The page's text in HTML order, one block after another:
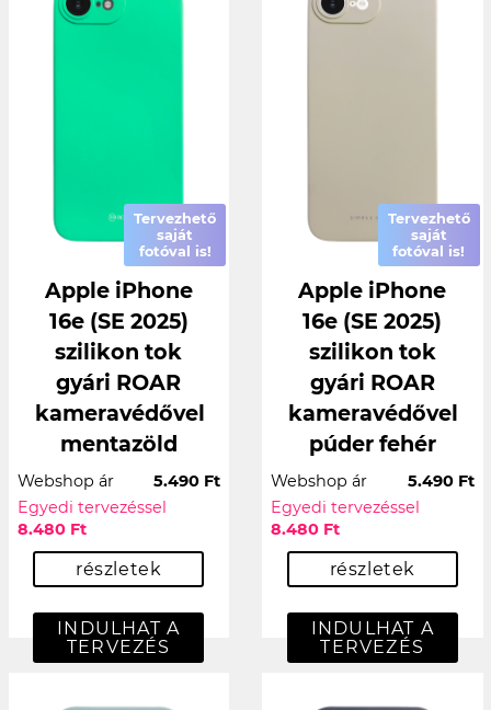
Tervezhető
saját
fotóval is!
Apple iPhone
16e (SE 2025)
szilikon tok
gyári ROAR
kameravédővel
mentazöld
Webshop ár
5.490 Ft
Egyedi tervezéssel
8.480 Ft
részletek
INDULHAT A
TERVEZÉS
Tervezhető
saját
fotóval is!
Apple iPhone
16e (SE 2025)
szilikon tok
gyári ROAR
kameravédővel
púder fehér
Webshop ár
5.490 Ft
Egyedi tervezéssel
8.480 Ft
részletek
INDULHAT A
TERVEZÉS